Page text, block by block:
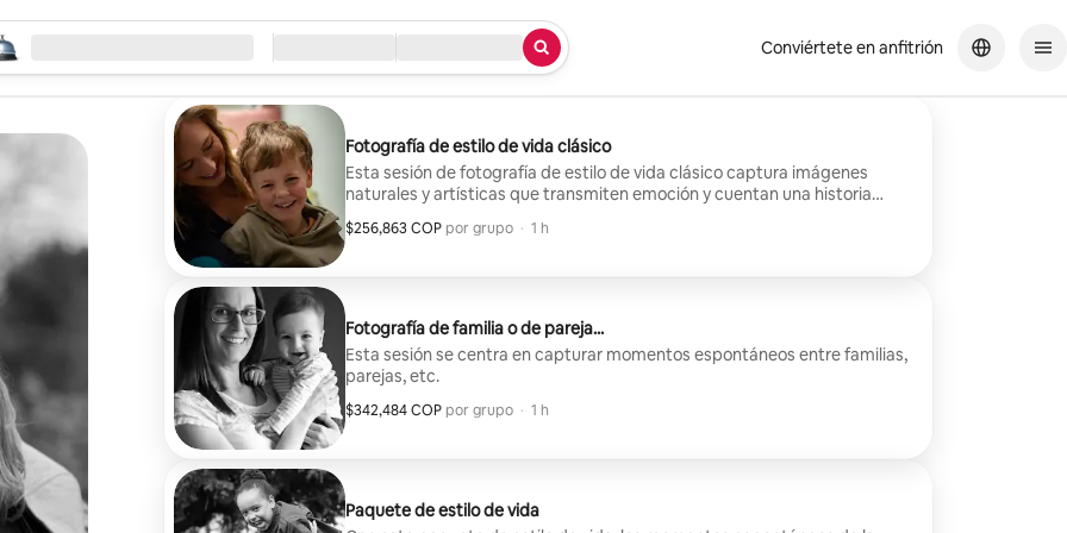
la búsqueda Llegada / Salida Conviértete en anfitrión
Fotografía de estilo de vida clásico
Esta sesión de fotografía de estilo de vida clásico captura imágenes
naturales y artísticas que transmiten emoción y cuentan una historia
$256,863 COP por grupo
$256,863 COP por grupo
, · 1 h
Fotografía de familia o de pareja...
Esta sesión se centra en capturar momentos espontáneos entre familias,
parejas, etc.
$342,484 COP por grupo
$342,484 COP por grupo
, · 1 h
Paquete de estilo de vida